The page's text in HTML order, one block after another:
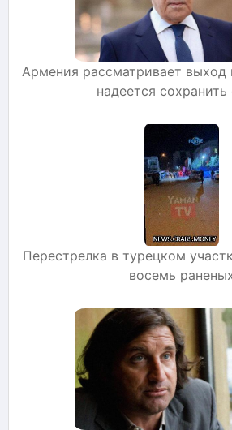
Армения рассматривает
надеется сохранить
Перестрелка в турецком
восемь